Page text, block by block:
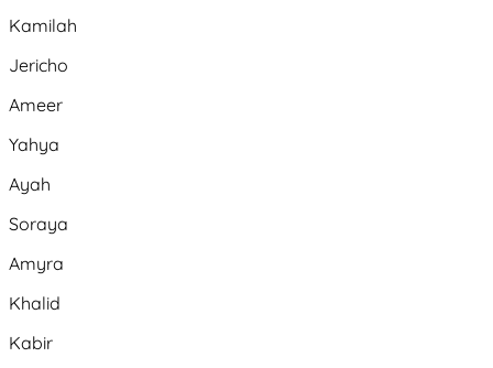
Kamilah
Jericho
Ameer
Yahya
Ayah
Soraya
Amyra
Khalid
Kabir